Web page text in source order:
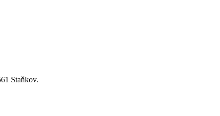
Staňkov.